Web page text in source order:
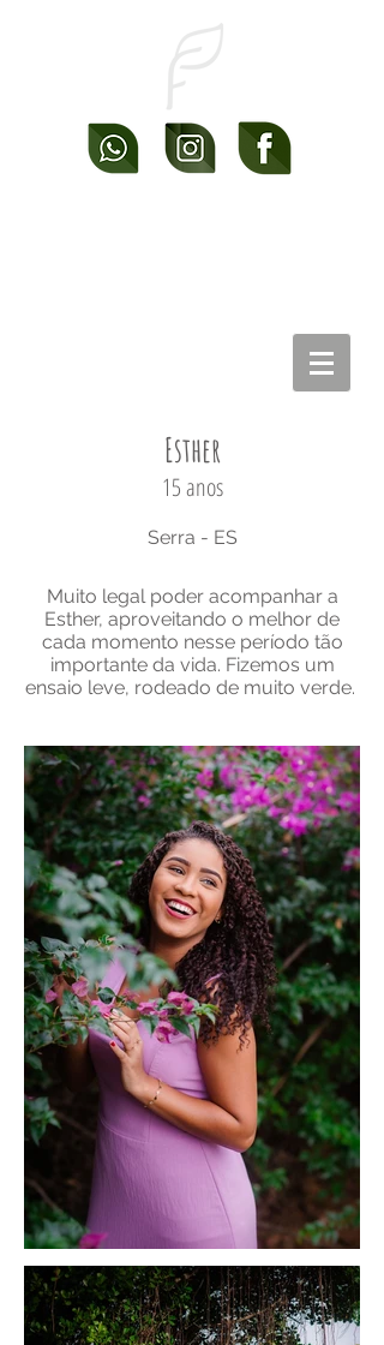
Esther
15 anos
Serra - ES
Muito legal poder acompanhar a
Esther, aproveitando o melhor de
cada momento nesse período tão
importante da vida. Fizemos um
ensaio leve, rodeado de muito verde.